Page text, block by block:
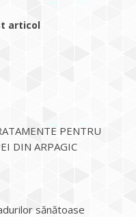
articol
PENTRU
DIN ARPAGIC
sănătoase